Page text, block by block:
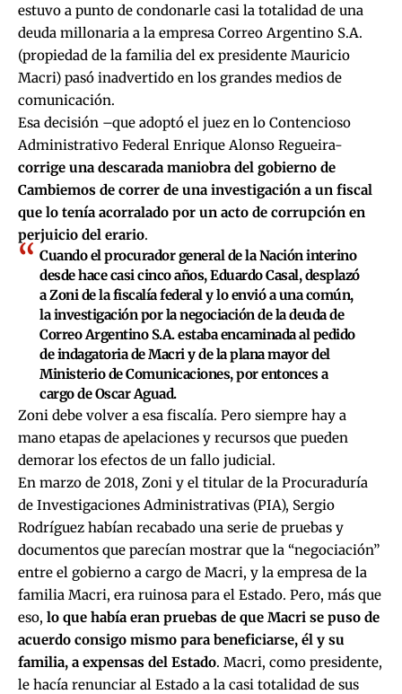
estuvo a punto de condonarle casi la totalidad de una
deuda millonaria a la empresa Correo Argentino S.A.
(propiedad de la familia del ex presidente Mauricio
Macri) pasó inadvertido en los grandes medios de
comunicación.
Esa decisión –que adoptó el juez en lo Contencioso
Administrativo Federal Enrique Alonso Regueira-
corrige una descarada maniobra del gobierno de
Cambiemos de correr de una investigación a un fiscal
que lo tenía acorralado por un acto de corrupción en
perjuicio del erario.
Cuando el procurador general de la Nación interino
desde hace casi cinco años, Eduardo Casal, desplazó
a Zoni de la fiscalía federal y lo envió a una común,
la investigación por la negociación de la deuda de
Correo Argentino S.A. estaba encaminada al pedido
de indagatoria de Macri y de la plana mayor del
Ministerio de Comunicaciones, por entonces a
cargo de Oscar Aguad.
Zoni debe volver a esa fiscalía. Pero siempre hay a
mano etapas de apelaciones y recursos que pueden
demorar los efectos de un fallo judicial.
En marzo de 2018, Zoni y el titular de la Procuraduría
de Investigaciones Administrativas (PIA), Sergio
Rodríguez habían recabado una serie de pruebas y
documentos que parecían mostrar que la “negociación”
entre el gobierno a cargo de Macri, y la empresa de la
familia Macri, era ruinosa para el Estado. Pero, más que
eso, lo que había eran pruebas de que Macri se puso de
acuerdo consigo mismo para beneficiarse, él y su
familia, a expensas del Estado. Macri, como presidente,
le hacía renunciar al Estado a la casi totalidad de sus